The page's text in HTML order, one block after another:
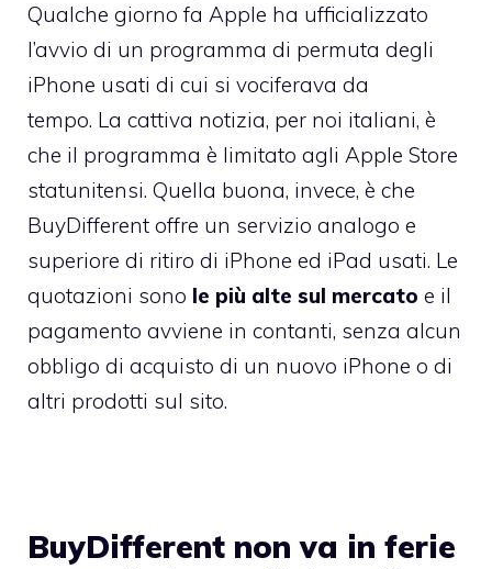
Qualche giorno fa Apple ha ufficializzato
l’avvio di un programma di permuta degli
iPhone usati di cui si vociferava da
tempo. La cattiva notizia, per noi italiani, è
che il programma è limitato agli Apple Store
statunitensi. Quella buona, invece, è che
BuyDifferent offre un servizio analogo e
superiore di ritiro di iPhone ed iPad usati. Le
quotazioni sono le più alte sul mercato e il
pagamento avviene in contanti, senza alcun
obbligo di acquisto di un nuovo iPhone o di
altri prodotti sul sito.
BuyDifferent non va in ferie